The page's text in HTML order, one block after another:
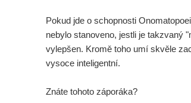
Pokud jde o schopnosti
nebylo stanoveno, jestli je takzvaný
vylepšen. Kromě toho umí skvěle
vysoce inteligentní.
Znáte tohoto záporáka?